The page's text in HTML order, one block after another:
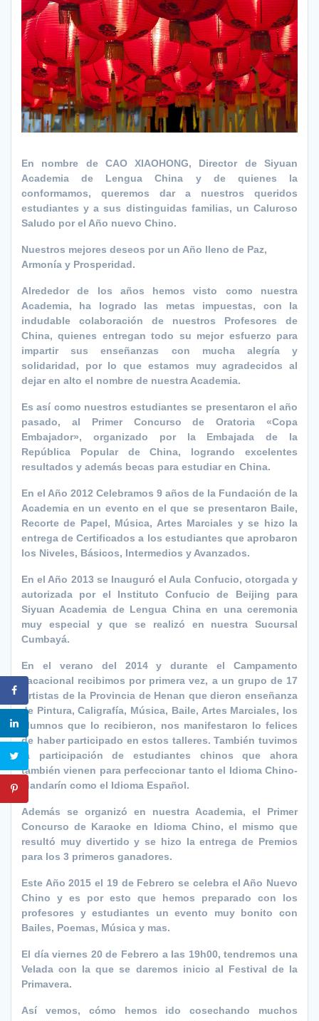
En nombre de CAO XIAOHONG, Director de Siyuan
Academia de Lengua China y de quienes la
conformamos, queremos dar a nuestros queridos
estudiantes y a sus distinguidas familias, un Caluroso
Saludo por el Año nuevo Chino.
Nuestros mejores deseos por un Año lleno de Paz,
Armonía y Prosperidad.
Alrededor de los años hemos visto como nuestra
Academia, ha logrado las metas impuestas, con la
indudable colaboración de nuestros Profesores de
China, quienes entregan todo su mejor esfuerzo para
impartir sus enseñanzas con mucha alegría y
solidaridad, por lo que estamos muy agradecidos al
dejar en alto el nombre de nuestra Academia.
Es así como nuestros estudiantes se presentaron el año
pasado, al Primer Concurso de Oratoria «Copa
Embajador», organizado por la Embajada de la
República Popular de China, logrando excelentes
resultados y además becas para estudiar en China.
En el Año 2012 Celebramos 9 años de la Fundación de la
Academia en un evento en el que se presentaron Baile,
Recorte de Papel, Música, Artes Marciales y se hizo la
entrega de Certificados a los estudiantes que aprobaron
los Niveles, Básicos, Intermedios y Avanzados.
En el Año 2013 se Inauguró el Aula Confucio, otorgada y
autorizada por el Instituto Confucio de Beijing para
Siyuan Academia de Lengua China en una ceremonia
muy especial y que se realizó en nuestra Sucursal
Cumbayá.
En el verano del 2014 y durante el Campamento
Vacacional recibimos por primera vez, a un grupo de 17
Artistas de la Provincia de Henan que dieron enseñanza
de Pintura, Caligrafía, Música, Baile, Artes Marciales, los
alumnos que lo recibieron, nos manifestaron lo felices
de haber participado en estos talleres. También tuvimos
la participación de estudiantes chinos que ahora
también vienen para perfeccionar tanto el Idioma Chino-
Mandarín como el Idioma Español.
Además se organizó en nuestra Academia, el Primer
Concurso de Karaoke en Idioma Chino, el mismo que
resultó muy divertido y se hizo la entrega de Premios
para los 3 primeros ganadores.
Este Año 2015 el 19 de Febrero se celebra el Año Nuevo
Chino y es por esto que hemos preparado con los
profesores y estudiantes un evento muy bonito con
Bailes, Poemas, Música y mas.
El día viernes 20 de Febrero a las 19h00, tendremos una
Velada con la que se daremos inicio al Festival de la
Primavera.
Así vemos, cómo hemos ido cosechando muchos